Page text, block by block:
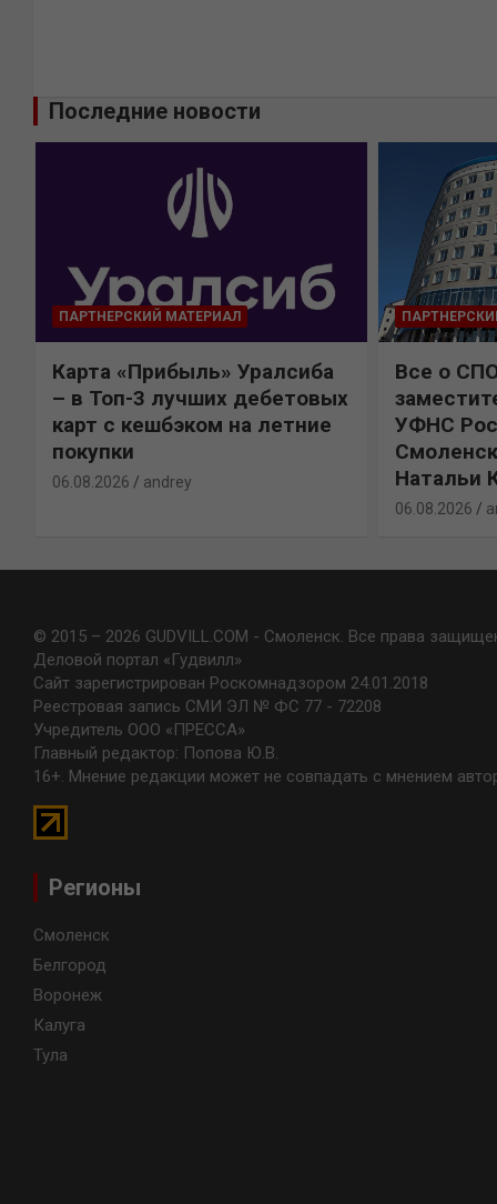
Последние новости
ПАРТНЕРСКИЙ МАТЕРИАЛ
Карта «Прибыль» Уралсиба
– в Топ-3 лучших дебетовых
карт с кешбэком на летние
покупки
06.08.2026 andrey
Все о
УФНС
Натальи
06.08.2026
© 2015 – 2026 GUDVILL.COM - Смоленск. Все права
Деловой портал «Гудвилл»
Сайт зарегистрирован Роскомнадзором 24.01.2018
Реестровая запись СМИ ЭЛ № ФС 77 - 72208
Учредитель ООО «ПРЕССА»
Главный редактор: Попова Ю.В.
16+. Мнение редакции может не совпадать с мнением
Регионы
Смоленск
Белгород
Воронеж
Калуга
Тула